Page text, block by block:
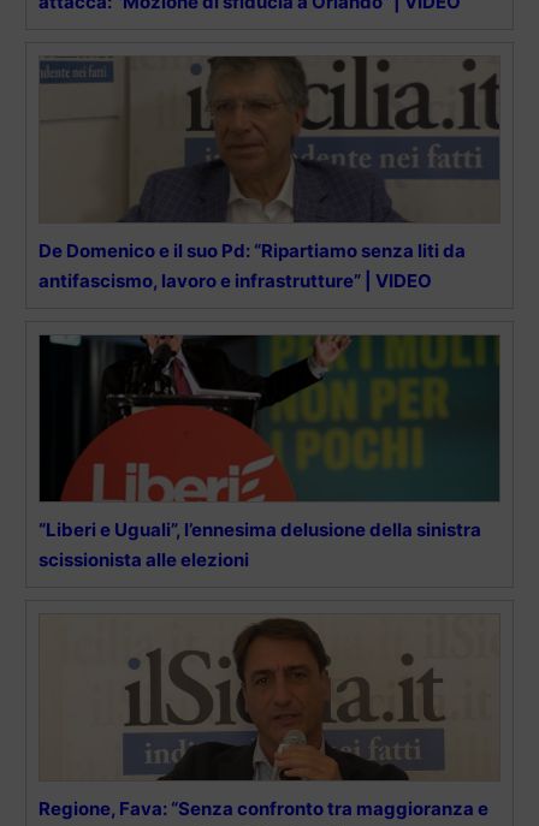
De Domenico e il suo Pd: “Ripartiamo senza liti da
antifascismo, lavoro e infrastrutture” | VIDEO
“Liberi e Uguali”, l’ennesima delusione della sinistra
scissionista alle elezioni
Regione, Fava: “Senza confronto tra maggioranza e